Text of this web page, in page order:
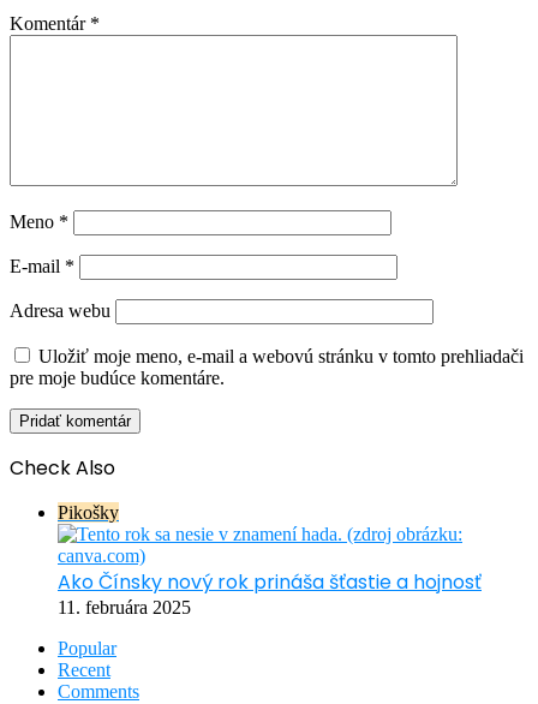
Komentár *
Meno *
E-mail *
Adresa webu
Uložiť moje meno, e-mail a webovú stránku v tomto prehliadači
pre moje budúce komentáre.
Check Also
Pikošky
Ako Čínsky nový rok prináša šťastie a hojnosť
11. februára 2025
Popular
Recent
Comments